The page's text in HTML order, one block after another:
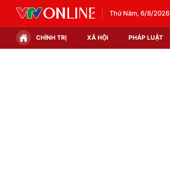
Thứ Năm, 6/8/2026
CHÍNH TRỊ XÃ HỘI PHÁP LUẬT